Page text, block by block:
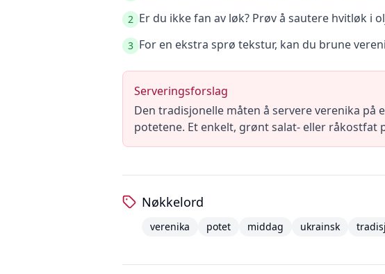
2 Er du ikke fan av løk? Prøv å sautere hvitløk i
3 For en ekstra sprø tekstur, kan du brune
Serveringsforslag
Den tradisjonelle måten å servere verenika
potetene. Et enkelt, grønt salat- eller
Nøkkelord
verenika potet middag ukrainsk